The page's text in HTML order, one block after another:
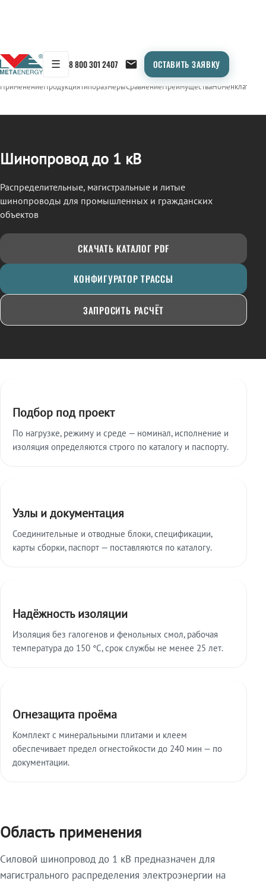
☰ 8 800 301 2407 ОСТАВИТЬ ЗАЯВКУ
← Продукция/ШИНОПРОВОД
ПрименениеПродукцияТипоразмерыСравнениеПреимуществаНоменклатура
Шинопровод до 1 кВ
Распределительные, магистральные и литые
шинопроводы для промышленных и гражданских
объектов
СКАЧАТЬ КАТАЛОГ PDF
КОНФИГУРАТОР ТРАССЫ
ЗАПРОСИТЬ РАСЧЁТ
Подбор под проект
По нагрузке, режиму и среде — номинал, исполнение и
изоляция определяются строго по каталогу и паспорту.
Узлы и документация
Соединительные и отводные блоки, спецификации,
карты сборки, паспорт — поставляются по каталогу.
Надёжность изоляции
Изоляция без галогенов и фенольных смол, рабочая
температура до 150 °C, срок службы не менее 25 лет.
Огнезащита проёма
Комплект с минеральными плитами и клеем
обеспечивает предел огнестойкости до 240 мин — по
документации.
Область применения
Силовой шинопровод до 1 кВ предназначен для
магистрального распределения электроэнергии на